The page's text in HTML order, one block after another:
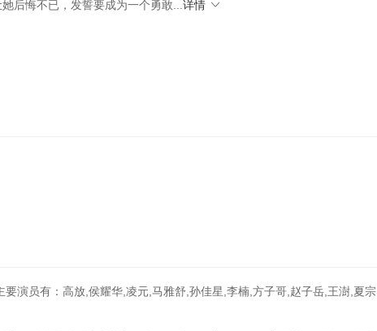
后悔不已，发誓要成为一个勇敢... 详情
要演员有：高放,侯耀华,凌元,马雅舒,孙佳星,李楠,方子哥,赵子岳,王澍,夏宗